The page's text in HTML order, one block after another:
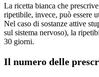
La ricetta bianca che
ripetibile, invece, può essere
Nel caso di sostanze attive
sul sistema nervoso), la
30 giorni.
Il numero delle